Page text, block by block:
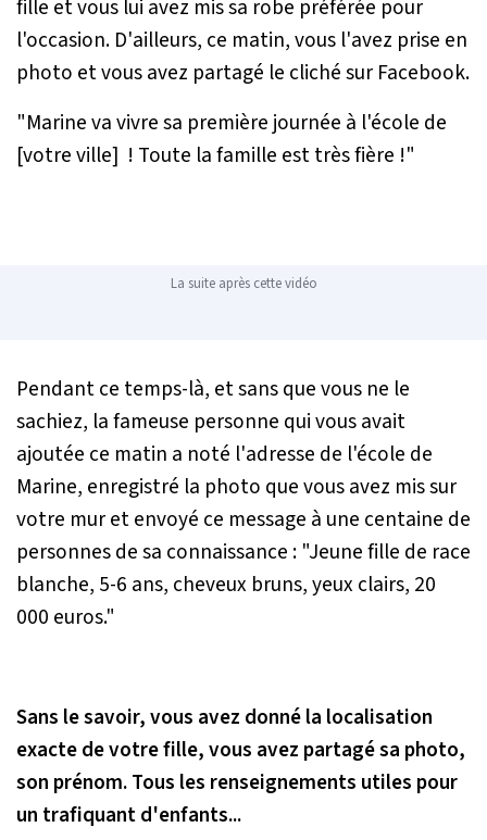
fille et vous lui avez mis sa robe préférée pour
l'occasion. D'ailleurs, ce matin, vous l'avez prise en
photo et vous avez partagé le cliché sur Facebook.
"Marine va vivre sa première journée à l'école de
[votre ville] ! Toute la famille est très fière !"
La suite après cette vidéo
Pendant ce temps-là, et sans que vous ne le
sachiez, la fameuse personne qui vous avait
ajoutée ce matin a noté l'adresse de l'école de
Marine, enregistré la photo que vous avez mis sur
votre mur et envoyé ce message à une centaine de
personnes de sa connaissance : "Jeune fille de race
blanche, 5-6 ans, cheveux bruns, yeux clairs, 20
000 euros."
Sans le savoir, vous avez donné la localisation
exacte de votre fille, vous avez partagé sa photo,
son prénom. Tous les renseignements utiles pour
un trafiquant d'enfants...